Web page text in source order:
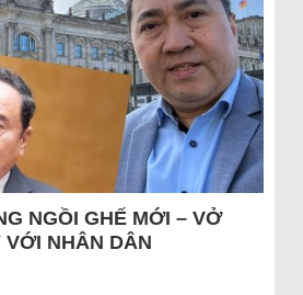
NGỒI GHẾ MỚI – VỞ
VỚI NHÂN DÂN